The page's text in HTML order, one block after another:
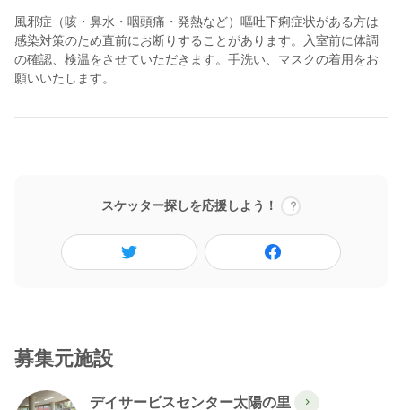
風邪症（咳・鼻水・咽頭痛・発熱など）嘔吐下痢症状がある方は
感染対策のため直前にお断りすることがあります。入室前に体調
の確認、検温をさせていただきます。手洗い、マスクの着用をお
願いいたします。
スケッター探しを応援しよう！
募集元施設
デイサービスセンター太陽の里